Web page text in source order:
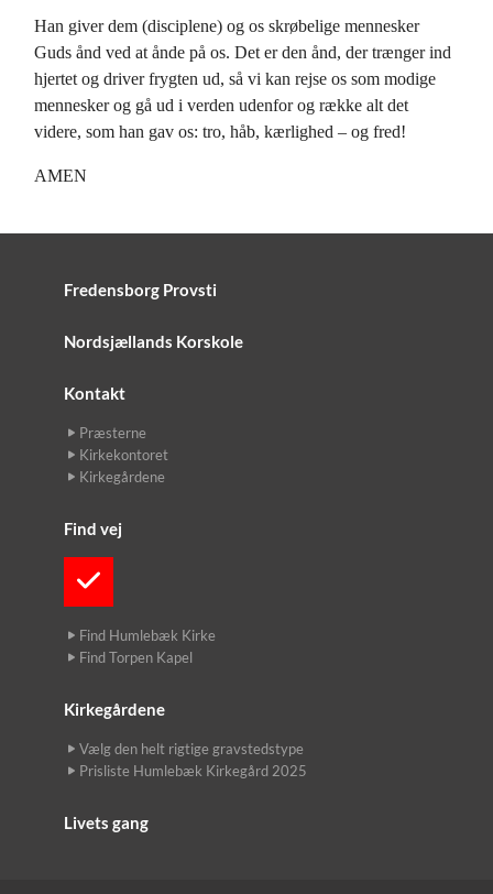
Han giver dem (disciplene) og os skrøbelige mennesker
Guds ånd ved at ånde på os. Det er den ånd, der trænger ind
hjertet og driver frygten ud, så vi kan rejse os som modige
mennesker og gå ud i verden udenfor og række alt det
videre, som han gav os: tro, håb, kærlighed – og fred!
AMEN
Fredensborg Provsti
Nordsjællands Korskole
Kontakt
Præsterne
Kirkekontoret
Kirkegårdene
Find vej
Find Humlebæk Kirke
Find Torpen Kapel
Kirkegårdene
Vælg den helt rigtige gravstedstype
Prisliste Humlebæk Kirkegård 2025
Livets gang